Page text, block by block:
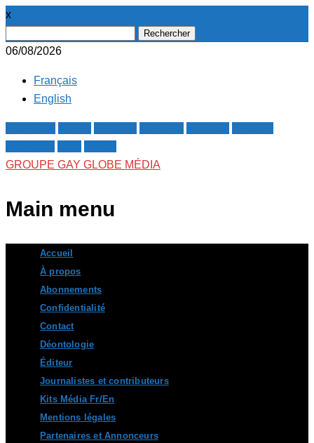
x
06/08/2026
Français
English
GROUPE GAY GLOBE MÉDIA
Main menu
content
Accueil
À propos
Abonnements
Confidentialité
Contact
Déontologie
Éditeur
Journalistes et contributeurs
Kits Média Fr/En
Mentions légales
Partenaires et Annonceurs